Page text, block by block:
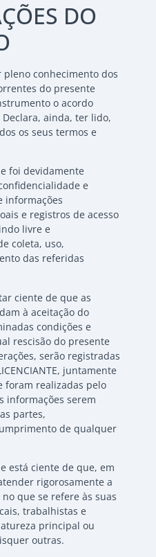
DO
pleno conhecimento dos
do presente
o acordo
ainda, ter lido,
os seus termos e
foi devidamente
e
informações
e registros de acesso
livre e
coleta, uso,
das referidas
ciente de que as
à aceitação do
condições e
rescisão do presente
serão registradas
juntamente
foram realizadas pelo
informações serem
partes,
de qualquer
está ciente de que, em
rigorosamente a
que se refere às suas
trabalhistas e
principal ou
outras.